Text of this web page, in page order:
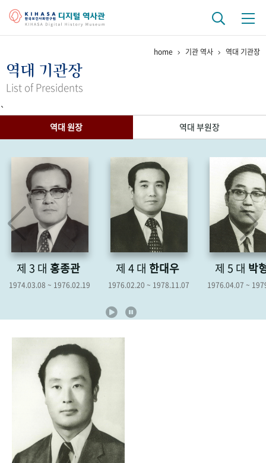
걸어온 길 기관 변천사
연구 역사
정책과 연구 키워드로 보는 연구 역사
연구자들
기록물 아카이브
사진 아카이브 문서 기록물 행정박물 영상 기록물
50+1주년 기념
성과 50선 숫자로 보는 50년 50 +1주년 광장
세계와 함께 한 KIHASA
home 기관 역사 역대 기관장
역대 기관장
List of Presidents
`
역대 원장
역대 부원장
홍종관
1976.02.19
제 4 대 한대우
1976.02.20 ~ 1978.11.07
제 5 대 박형종
1976.04.07 ~ 1979.04.06